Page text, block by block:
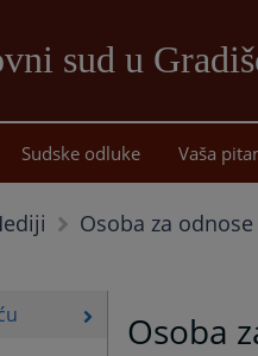
sud u
Sudske odluke Vaša
Osoba za
Osoba